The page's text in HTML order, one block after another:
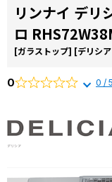
理由
施工
コラ
ム
よく
質問
リンナイ デリ
ロ
[ガラストップ] [デリシ
0 0 /